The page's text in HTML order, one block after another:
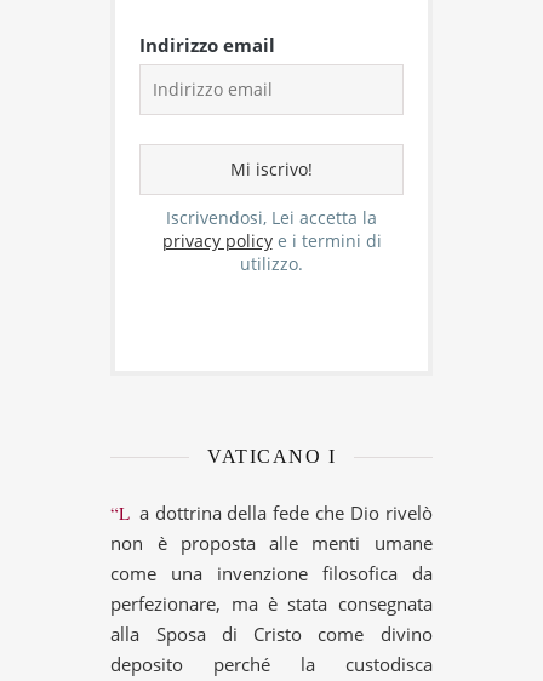
Indirizzo email
Iscrivendosi, Lei accetta la
privacy policye i termini di
utilizzo.
VATICANO I
“La dottrina della fede che Dio rivelò
non è proposta alle menti umane
come una invenzione filosofica da
perfezionare, ma è stata consegnata
alla Sposa di Cristo come divino
deposito perché la custodisca